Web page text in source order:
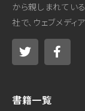
から親しまれてい
社で、ウェブメディ
書籍一覧